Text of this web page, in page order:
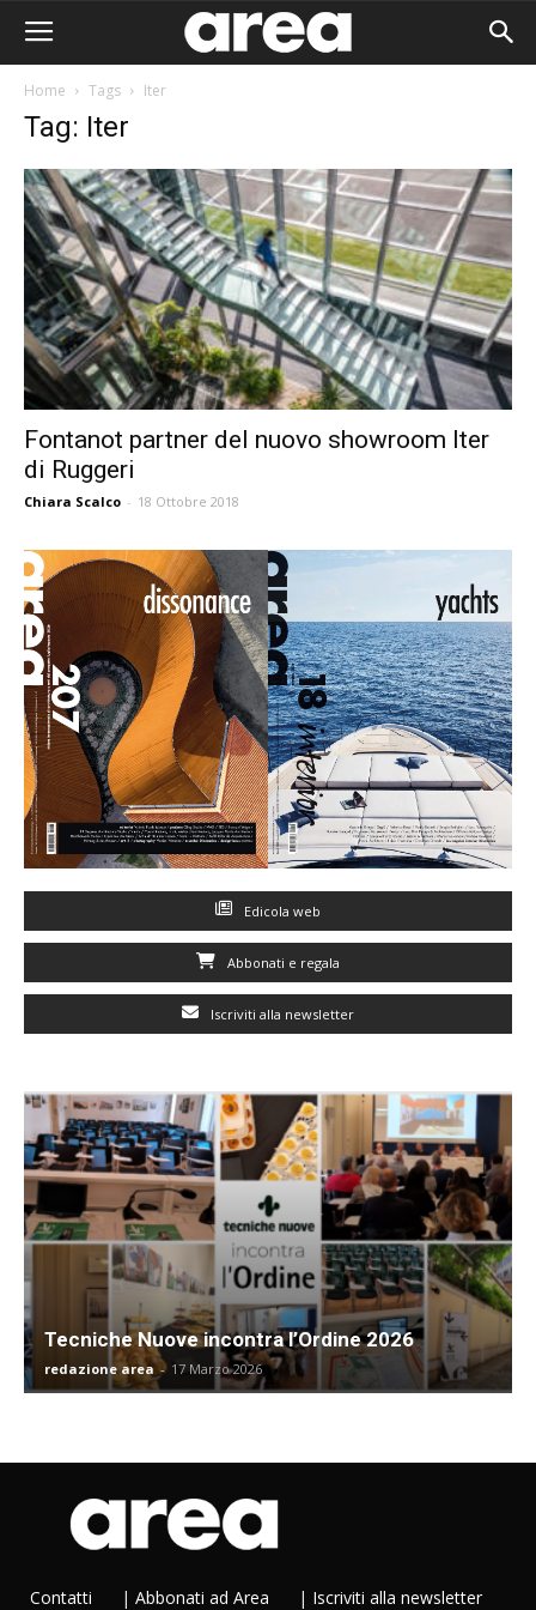
Home Tags Iter
Tag: Iter
Fontanot partner del nuovo showroom Iter
di Ruggeri
Chiara Scalco - 18 Ottobre 2018
Edicola web
Abbonati e regala
Iscriviti alla newsletter
Tecniche Nuove incontra l’Ordine 2026
redazione area - 17 Marzo 2026
Contatti | Abbonati ad Area | Iscriviti alla newsletter